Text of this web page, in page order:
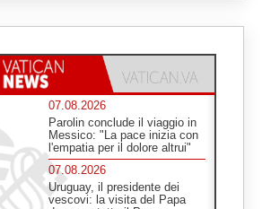
07.08.2026
Parolin conclude il viaggio in
Messico: "La pace inizia con
l'empatia per il dolore altrui"
07.08.2026
Uruguay, il presidente dei
vescovi: la visita del Papa